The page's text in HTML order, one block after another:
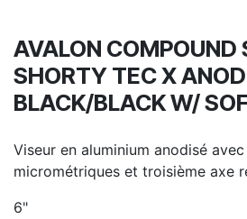
AVALON COMPOUND
SHORTY TEC X
BLACK/BLACK W/
Viseur en aluminium anodisé
micrométriques et troisième axe
6"